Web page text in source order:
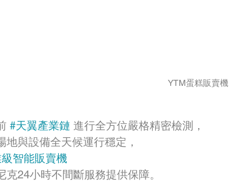
YTM蛋糕販賣機
#天翼產業鏈 進行全方位嚴格精密檢測，
地與設備全天候運行穩定，
智能販賣機
克24小時不間斷服務提供保障。